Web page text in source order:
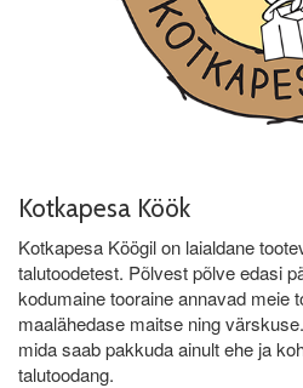
Kotkapesa Köök
Kotkapesa Köögil on laialdane
talutoodetest. Põlvest põlve edasi
kodumaine tooraine annavad meie
maalähedase maitse ning
mida saab pakkuda ainult ehe ja
talutoodang.